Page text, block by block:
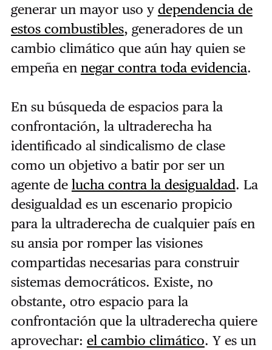
generar un mayor uso y dependencia de
estos combustibles, generadores de un
cambio climático que aún hay quien se
empeña en negar contra toda evidencia.
En su búsqueda de espacios para la
confrontación, la ultraderecha ha
identificado al sindicalismo de clase
como un objetivo a batir por ser un
agente de lucha contra la desigualdad. La
desigualdad es un escenario propicio
para la ultraderecha de cualquier país en
su ansia por romper las visiones
compartidas necesarias para construir
sistemas democráticos. Existe, no
obstante, otro espacio para la
confrontación que la ultraderecha quiere
aprovechar: el cambio climático. Y es un